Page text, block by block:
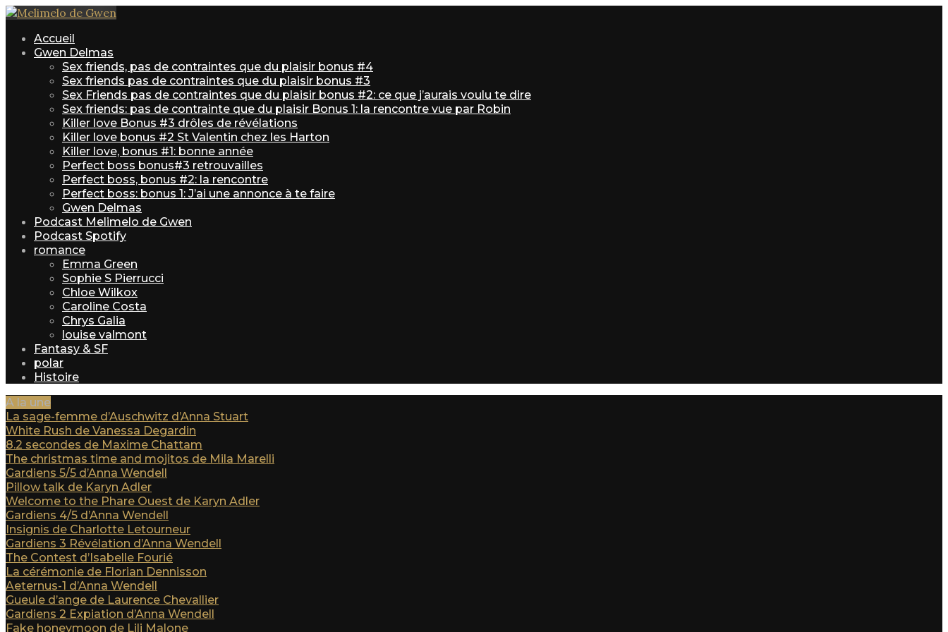
Accueil
Gwen Delmas
Sex friends, pas de contraintes que du plaisir bonus #4
Sex friends pas de contraintes que du plaisir bonus #3
Sex Friends pas de contraintes que du plaisir bonus #2: ce que j’aurais voulu te dire
Sex friends: pas de contrainte que du plaisir Bonus 1: la rencontre vue par Robin
Killer love Bonus #3 drôles de révélations
Killer love bonus #2 St Valentin chez les Harton
Killer love, bonus #1: bonne année
Perfect boss bonus#3 retrouvailles
Perfect boss, bonus #2: la rencontre
Perfect boss: bonus 1: J’ai une annonce à te faire
Gwen Delmas
Podcast Melimelo de Gwen
Podcast Spotify
romance
Emma Green
Sophie S Pierrucci
Chloe Wilkox
Caroline Costa
Chrys Galia
louise valmont
Fantasy & SF
polar
Histoire
A la une
La sage-femme d’Auschwitz d’Anna Stuart
White Rush de Vanessa Degardin
8.2 secondes de Maxime Chattam
The christmas time and mojitos de Mila Marelli
Gardiens 5/5 d’Anna Wendell
Pillow talk de Karyn Adler
Welcome to the Phare Ouest de Karyn Adler
Gardiens 4/5 d’Anna Wendell
Insignis de Charlotte Letourneur
Gardiens 3 Révélation d’Anna Wendell
The Contest d’Isabelle Fourié
La cérémonie de Florian Dennisson
Aeternus-1 d’Anna Wendell
Gueule d’ange de Laurence Chevallier
Gardiens 2 Expiation d’Anna Wendell
Fake honeymoon de Lili Malone